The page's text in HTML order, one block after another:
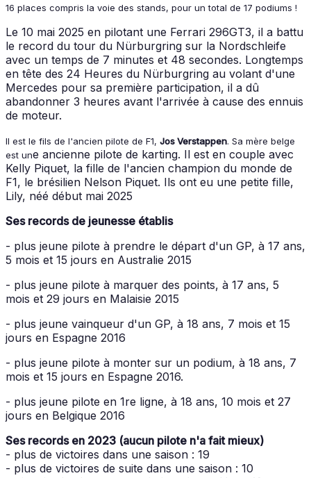
16 places compris la voie des stands, pour un total de 17 podiums !
Le 10 mai 2025 en pilotant une Ferrari 296GT3, il a battu
le record du tour du Nürburgring sur la Nordschleife
avec un temps de 7 minutes et 48 secondes. Longtemps
en tête des 24 Heures du Nürburgring au volant d'une
Mercedes pour sa première participation, il a dû
abandonner 3 heures avant l'arrivée à cause des ennuis
de moteur.
Il est le fils de l'ancien pilote de F1, Jos Verstappen. Sa mère belge
est une ancienne pilote de karting. Il est en couple avec
Kelly Piquet, la fille de l'ancien champion du monde de
F1, le brésilien Nelson Piquet. Ils ont eu une petite fille,
Lily, néé début mai 2025
Ses records de jeunesse établis
- plus jeune pilote à prendre le départ d'un GP, à 17 ans,
5 mois et 15 jours en Australie 2015
- plus jeune pilote à marquer des points, à 17 ans, 5
mois et 29 jours en Malaisie 2015
- plus jeune vainqueur d'un GP, à 18 ans, 7 mois et 15
jours en Espagne 2016
- plus jeune pilote à monter sur un podium, à 18 ans, 7
mois et 15 jours en Espagne 2016.
- plus jeune pilote en 1re ligne, à 18 ans, 10 mois et 27
jours en Belgique 2016
Ses records en 2023 (aucun pilote n'a fait mieux)
- plus de victoires dans une saison : 19
- plus de victoires de suite dans une saison : 10